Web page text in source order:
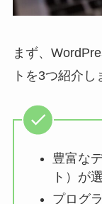
まず、
トを3つ紹介し
豊富な
ト）が
プログ